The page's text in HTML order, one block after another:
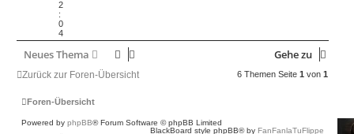
2
:
0
4
Neues Thema Gehe zu
Zurück zur Foren-Übersicht 6 Themen Seite 1 von 1
Foren-Übersicht
Powered by phpBB® Forum Software © phpBB Limited
BlackBoard style phpBB® by FanFanlaTuFlippe